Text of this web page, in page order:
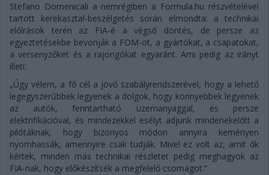
Stefano Domenicali a nemrégiben a Formula.hu részvételével
tartott kerekasztal-beszélgetés során elmondta: a technikai
előírások terén az FIA-é a végső döntés, de persze az
egyeztetésekbe bevonják a FOM-ot, a gyártókat, a csapatokat,
a versenyzőket és a rajongókat egyaránt. Ami pedig az irányt
illeti:
„Úgy vélem, a fő cél a jövő szabályrendszerével, hogy a lehető
legegyszerűbbek legyenek a dolgok, hogy könnyebbek legyenek
az autók, fenntartható üzemanyaggal, és persze
elektrifikációval, és mindezekkel esélyt adjunk mindenekelőtt a
pilótáknak, hogy bizonyos módon annyira keményen
nyomhassák, amennyire csak tudják. Mivel ez volt az, amit ők
kértek, minden más technikai részletet pedig meghagyok az
FIA-nak, hogy előkészítsék a megfelelő csomagot.”